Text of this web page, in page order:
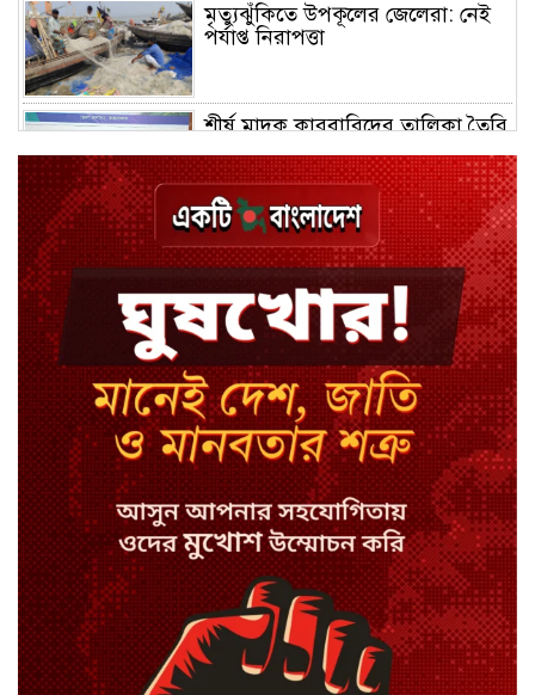
মৃত্যুঝুঁকিতে উপকূলের জেলেরা: নেই
পর্যাপ্ত নিরাপত্তা
শীর্ষ মাদক কারবারিদের তালিকা তৈরি
ক্রেতা সেজে স্বর্ণ কিনতে গিয়ে ৫৭ লাখ
জাল নোটসহ গ্রেপ্তার
স্বর্ণ খাতে আসছে নতুন নীতিমালা,
বদলাবে ব্যবসার চিত্র
ভারতের সঙ্গে সম্পর্ক স্বাভাবিক করার
চেষ্টা ছিল
কোরিয়া চুক্তিতে রপ্তানি বাণিজ্যে নতুন
আশার আলো
নতুন রাষ্ট্রপতির অপেক্ষায় দেশ: প্রার্থী